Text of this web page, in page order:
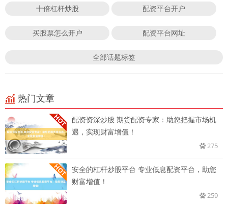
十倍杠杆炒股 配资平台开户
买股票怎么开户 配资平台网址
全部话题标签
热门文章
配资资深炒股 期货配资专家：助您把握市场机
遇，实现财富增值！
275
安全的杠杆炒股平台 专业低息配资平台，助您
财富增值！
259